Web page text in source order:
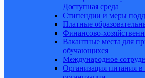
Доступная среда
Стипендии и меры
Платные
Финансово-
Вакантные места для
обучающихся
Международное
Организация питания в